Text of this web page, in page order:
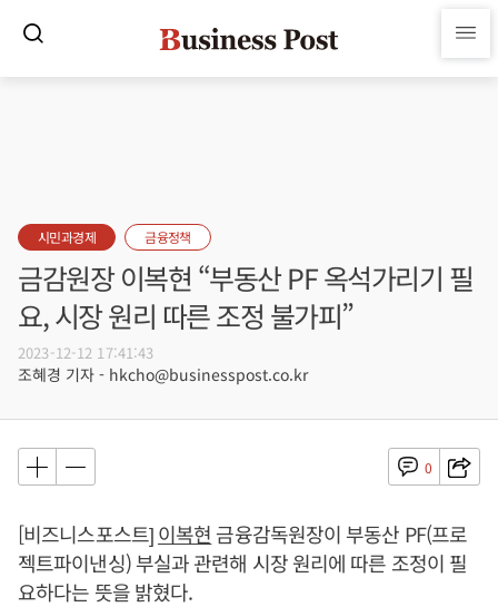
시민과경제 금융정책
금감원장 이복현 “부동산 PF 옥석가리기 필
요, 시장 원리 따른 조정 불가피”
2023-12-12 17:41:43
조혜경 기자 - hkcho@businesspost.co.kr
0
[비즈니스포스트]이복현 금융감독원장이 부동산 PF(프로
젝트파이낸싱) 부실과 관련해 시장 원리에 따른 조정이 필
요하다는 뜻을 밝혔다.